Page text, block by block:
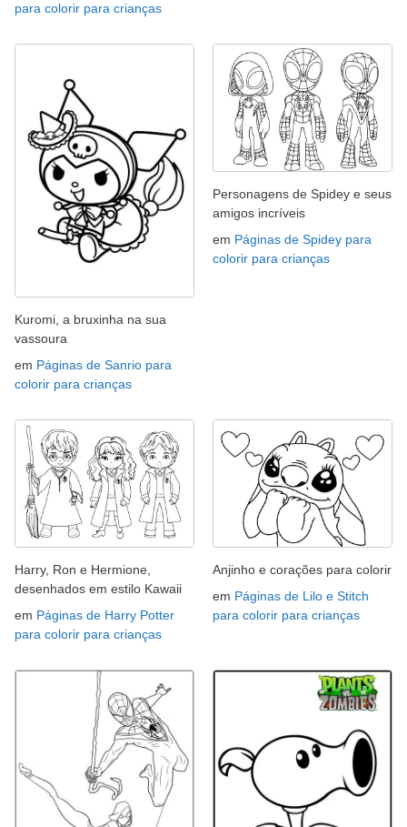
para colorir para crianças
Kuromi, a bruxinha na sua
vassoura
em Páginas de Sanrio para
colorir para crianças
Personagens de Spidey e seus
amigos incríveis
em Páginas de Spidey para
colorir para crianças
Harry, Ron e Hermione,
desenhados em estilo Kawaii
em Páginas de Harry Potter
para colorir para crianças
Anjinho e corações para colorir
em Páginas de Lilo e Stitch
para colorir para crianças